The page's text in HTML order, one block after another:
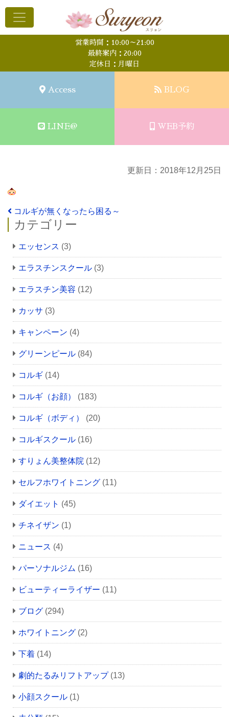
営業時間：10:00～21:00
最終案内：20:00
定休日：月曜日
Access BLOG
LINE@ WEB予約
更新日：2018年12月25日
投稿ナビゲーション
コルギが無くなったら困る～
カテゴリー
エッセンス (3)
エラスチンスクール (3)
エラスチン美容 (12)
カッサ (3)
キャンペーン (4)
グリーンピール (84)
コルギ (14)
コルギ（お顔） (183)
コルギ（ボディ） (20)
コルギスクール (16)
すりょん美整体院 (12)
セルフホワイトニング (11)
ダイエット (45)
チネイザン (1)
ニュース (4)
パーソナルジム (16)
ビューティーライザー (11)
ブログ (294)
ホワイトニング (2)
下着 (14)
劇的たるみリフトアップ(13)
小顔スクール (1)